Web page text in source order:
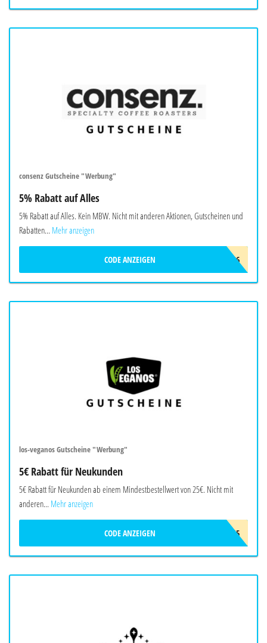
consenz Gutscheine "Werbung"
5% Rabatt auf Alles
5% Rabatt auf Alles. Kein MBW. Nicht mit anderen Aktionen, Gutscheinen und
Rabatten... Mehr anzeigen
CONSENZ_SOMMER_2026
CODE ANZEIGEN
los-veganos Gutscheine "Werbung"
5€ Rabatt für Neukunden
5€ Rabatt für Neukunden ab einem Mindestbestellwert von 25€. Nicht mit
anderen... Mehr anzeigen
LOS5
CODE ANZEIGEN